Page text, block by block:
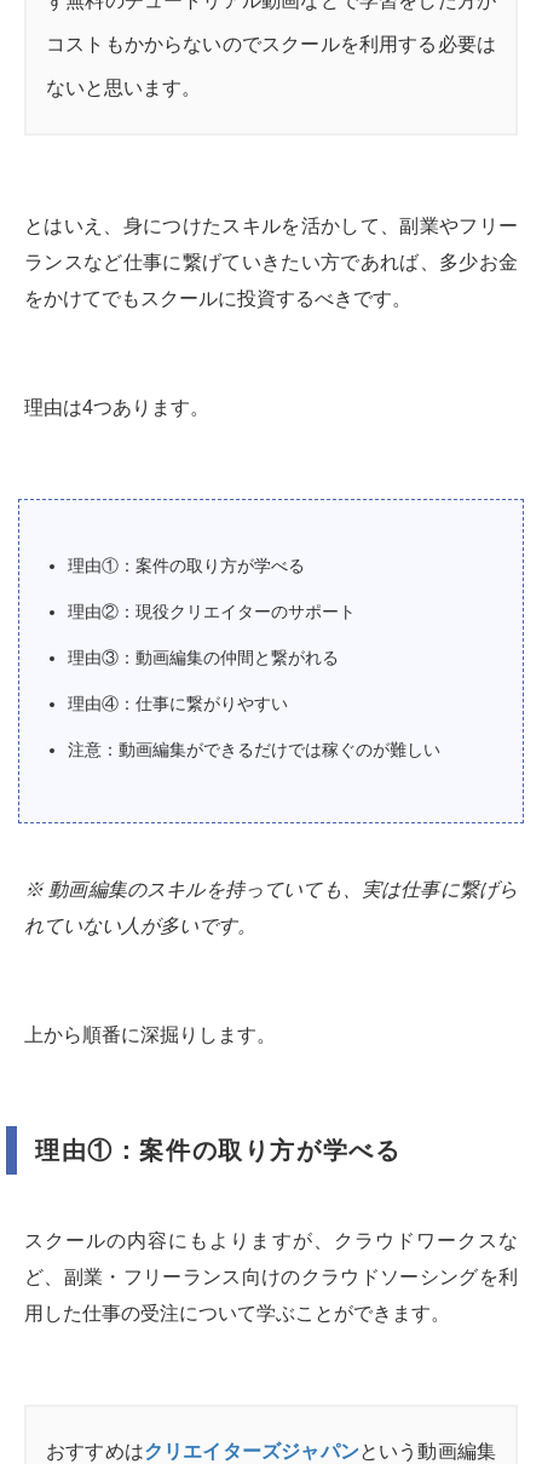
コストもかからないのでスクールを利用する必要は
ないと思います。
とはいえ、身につけたスキルを活かして、副業やフリー
ランスなど仕事に繋げていきたい方であれば、多少お金
をかけてでもスクールに投資するべきです。
理由は4つあります。
理由①：案件の取り方が学べる
理由②：現役クリエイターのサポート
理由③：動画編集の仲間と繋がれる
理由④：仕事に繋がりやすい
注意：動画編集ができるだけでは稼ぐのが難しい
※ 動画編集のスキルを持っていても、実は仕事に繋げら
れていない人が多いです。
上から順番に深掘りします。
理由①：案件の取り方が学べる
スクールの内容にもよりますが、クラウドワークスな
ど、副業・フリーランス向けのクラウドソーシングを利
用した仕事の受注について学ぶことができます。
おすすめはクリエイターズジャパンという動画編集